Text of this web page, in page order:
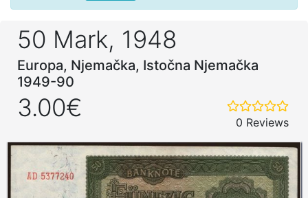
50 Mark, 1948
Europa, Njemačka, Istočna Njemačka
1949-90
3.00€
0 Reviews